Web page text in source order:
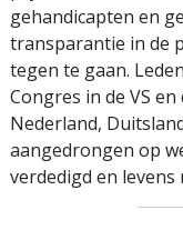
gehandicapten en
transparantie in de
tegen te gaan.
Congres in de VS
Nederland,
aangedrongen op
verdedigd en levens